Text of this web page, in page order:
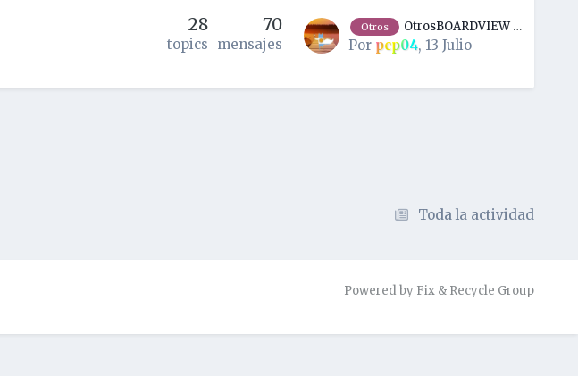
28
topics
70
mensajes
Otros OtrosBOARDVIEW 2.0.1.9 ultima versión
Por pcp04, 13 Julio
Toda la actividad
Powered by Fix & Recycle Group